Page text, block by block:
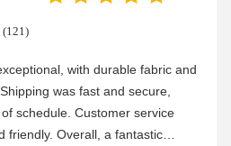
(121)
with durable fabric and
was fast and secure,
schedule. Customer service
friendly. Overall, a fantastic